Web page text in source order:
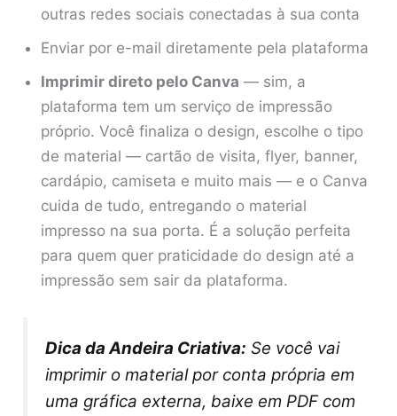
outras redes sociais conectadas à sua conta
Enviar por e-mail diretamente pela plataforma
Imprimir direto pelo Canva — sim, a
plataforma tem um serviço de impressão
próprio. Você finaliza o design, escolhe o tipo
de material — cartão de visita, flyer, banner,
cardápio, camiseta e muito mais — e o Canva
cuida de tudo, entregando o material
impresso na sua porta. É a solução perfeita
para quem quer praticidade do design até a
impressão sem sair da plataforma.
Dica da Andeira Criativa: Se você vai
imprimir o material por conta própria em
uma gráfica externa, baixe em PDF com